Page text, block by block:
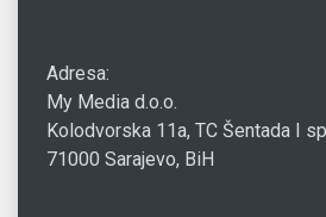
Adresa:
My Media d.o.o.
Kolodvorska 11a, TC Šentada I
71000 Sarajevo, BiH